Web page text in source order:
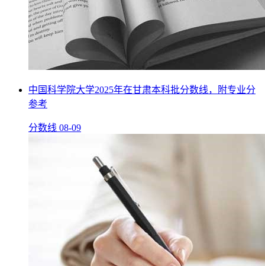
中国科学院大学2025年在甘肃本科批分数线，附专业分
参考
分数线 08-09